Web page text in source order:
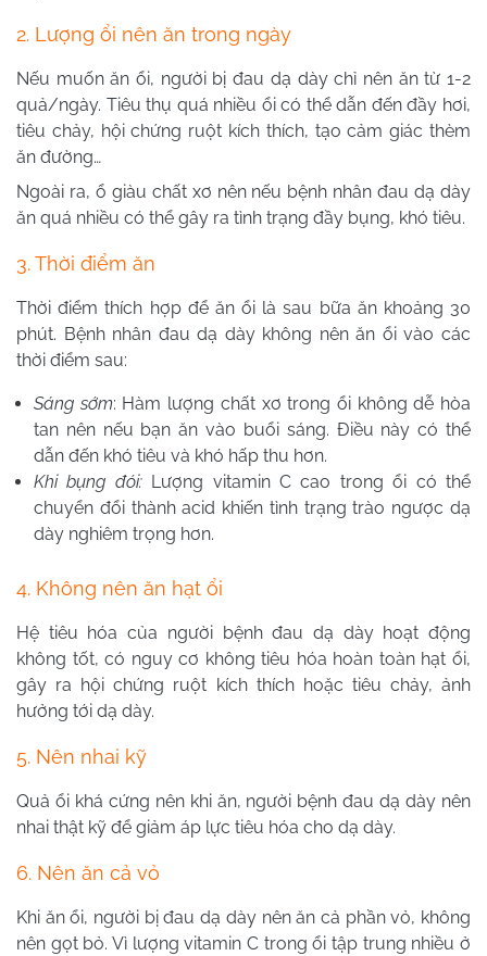
2. Lượng ổi nên ăn trong ngày
Nếu muốn ăn ổi, người bị đau dạ dày chỉ nên ăn từ 1-2
quả/ngày. Tiêu thụ quá nhiều ổi có thể dẫn đến đầy hơi,
tiêu chảy, hội chứng ruột kích thích, tạo cảm giác thèm
ăn đường…
Ngoài ra, ổ giàu chất xơ nên nếu bệnh nhân đau dạ dày
ăn quá nhiều có thể gây ra tình trạng đầy bụng, khó tiêu.
3. Thời điểm ăn
Thời điểm thích hợp để ăn ổi là sau bữa ăn khoảng 30
phút. Bệnh nhân đau dạ dày không nên ăn ổi vào các
thời điểm sau:
Sáng sớm: Hàm lượng chất xơ trong ổi không dễ hòa
tan nên nếu bạn ăn vào buổi sáng. Điều này có thể
dẫn đến khó tiêu và khó hấp thu hơn.
Khi bụng đói:Lượng vitamin C cao trong ổi có thể
chuyển đổi thành acid khiến tình trạng trào ngược dạ
dày nghiêm trọng hơn.
4. Không nên ăn hạt ổi
Hệ tiêu hóa của người bệnh đau dạ dày hoạt động
không tốt, có nguy cơ không tiêu hóa hoàn toàn hạt ổi,
gây ra hội chứng ruột kích thích hoặc tiêu chảy, ảnh
hưởng tới dạ dày.
5. Nên nhai kỹ
Quả ổi khá cứng nên khi ăn, người bệnh đau dạ dày nên
nhai thật kỹ để giảm áp lực tiêu hóa cho dạ dày.
6. Nên ăn cả vỏ
Khi ăn ổi, người bị đau dạ dày nên ăn cả phần vỏ, không
nên gọt bỏ. Vì lượng vitamin C trong ổi tập trung nhiều ở